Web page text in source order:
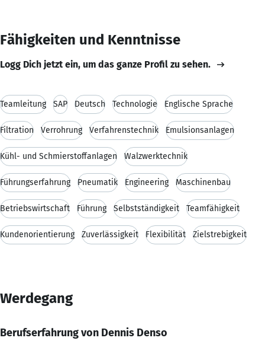
Fähigkeiten und Kenntnisse
Logg Dich jetzt ein, um das ganze Profil zu sehen.
Teamleitung SAP Deutsch Technologie Englische Sprache
Filtration Verrohrung Verfahrenstechnik Emulsionsanlagen
Kühl- und Schmierstoffanlagen Walzwerktechnik
Führungserfahrung Pneumatik Engineering Maschinenbau
Betriebswirtschaft Führung Selbstständigkeit Teamfähigkeit
Kundenorientierung Zuverlässigkeit Flexibilität Zielstrebigkeit
Werdegang
Berufserfahrung von Dennis Denso